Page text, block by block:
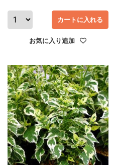
カートに入れる
お気に入り追加